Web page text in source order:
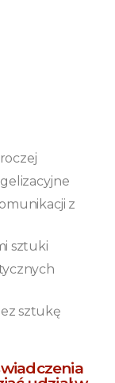
z
sztuki
sztukę